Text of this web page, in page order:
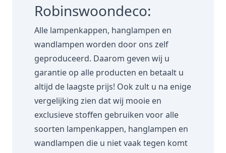
Robinswoondeco:
Alle lampenkappen, hanglampen en
wandlampen worden door ons zelf
geproduceerd. Daarom geven wij u
garantie op alle producten en betaalt u
altijd de laagste prijs! Ook zult u na enige
vergelijking zien dat wij mooie en
exclusieve stoffen gebruiken voor alle
soorten lampenkappen, hanglampen en
wandlampen die u niet vaak tegen komt